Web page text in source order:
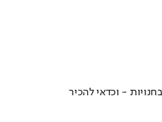
- וכדאי להכיר